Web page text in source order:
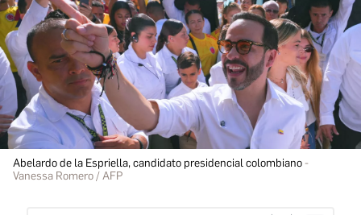
Abelardo de la Espriella, candidato presidencial colombiano
Vanessa Romero / AFP